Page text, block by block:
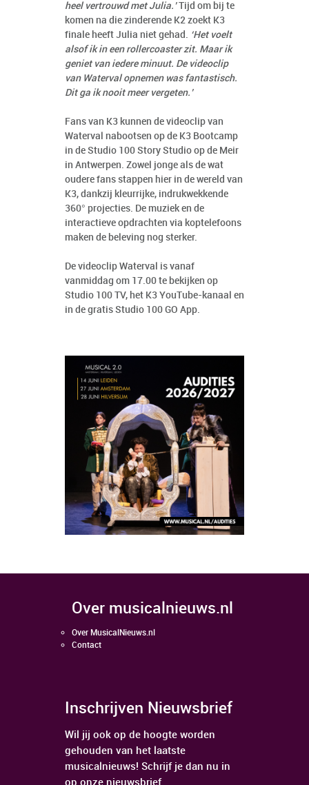
heel vertrouwd met Julia.’Tijd om bij te
komen na die zinderende K2 zoekt K3
finale heeft Julia niet gehad. ‘Het voelt
alsof ik in een rollercoaster zit. Maar ik
geniet van iedere minuut. De videoclip
van Waterval opnemen was fantastisch.
Dit ga ik nooit meer vergeten.’
Fans van K3 kunnen de videoclip van
Waterval nabootsen op de K3 Bootcamp
in de Studio 100 Story Studio op de Meir
in Antwerpen. Zowel jonge als de wat
oudere fans stappen hier in de wereld van
K3, dankzij kleurrijke, indrukwekkende
360° projecties. De muziek en de
interactieve opdrachten via koptelefoons
maken de beleving nog sterker.
De videoclip Waterval is vanaf
vanmiddag om 17.00 te bekijken op
Studio 100 TV, het K3 YouTube-kanaal en
in de gratis Studio 100 GO App.
over musicalnieuws.nl
Over MusicalNieuws.nl
Contact
Inschrijven Nieuwsbrief
Wil jij ook op de hoogte worden
gehouden van het laatste
musicalnieuws! Schrijf je dan nu in